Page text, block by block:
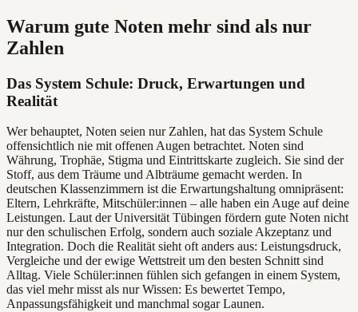
Warum gute Noten mehr sind als nur
Zahlen
Das System Schule: Druck, Erwartungen und
Realität
Wer behauptet, Noten seien nur Zahlen, hat das System Schule
offensichtlich nie mit offenen Augen betrachtet. Noten sind
Währung, Trophäe, Stigma und Eintrittskarte zugleich. Sie sind der
Stoff, aus dem Träume und Albträume gemacht werden. In
deutschen Klassenzimmern ist die Erwartungshaltung omnipräsent:
Eltern, Lehrkräfte, Mitschüler:innen – alle haben ein Auge auf deine
Leistungen. Laut der Universität Tübingen fördern gute Noten nicht
nur den schulischen Erfolg, sondern auch soziale Akzeptanz und
Integration. Doch die Realität sieht oft anders aus: Leistungsdruck,
Vergleiche und der ewige Wettstreit um den besten Schnitt sind
Alltag. Viele Schüler:innen fühlen sich gefangen in einem System,
das viel mehr misst als nur Wissen: Es bewertet Tempo,
Anpassungsfähigkeit und manchmal sogar Launen.